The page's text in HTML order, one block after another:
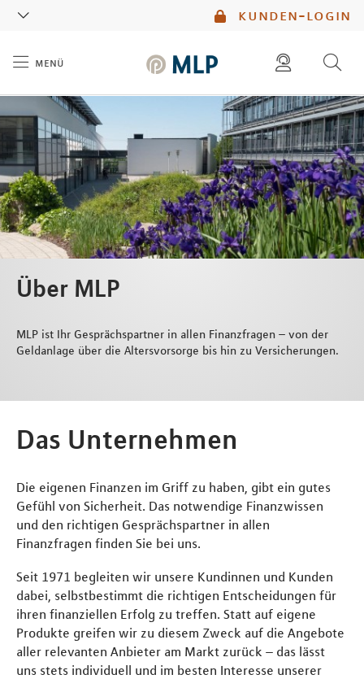
kunden-login
menü
diese website durchsuchen
mlp berater finden
Über MLP
MLP ist Ihr Gesprächspartner in allen Finanzfragen – von der
Geldanlage über die Altersvorsorge bis hin zu Versicherungen.
Das Unternehmen
Die eigenen Finanzen im Griff zu haben, gibt ein gutes
Gefühl von Sicherheit. Das notwendige Finanzwissen
und den richtigen Gesprächspartner in allen
Finanzfragen finden Sie bei uns.
Seit 1971 begleiten wir unsere Kundinnen und Kunden
dabei, selbstbestimmt die richtigen Entscheidungen für
ihren finanziellen Erfolg zu treffen. Statt auf eigene
Produkte greifen wir zu diesem Zweck auf die Angebote
aller relevanten Anbieter am Markt zurück – das lässt
uns stets individuell und im besten Interesse unserer